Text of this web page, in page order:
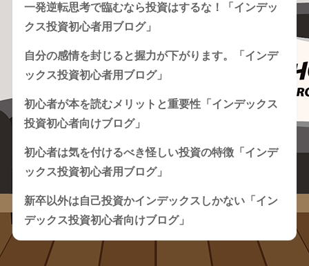
一発逆転思考で臨むなら投資はするな！「インデッ
クス投資初心者用ブログ」
自分の感情を封じると握力が下がります。「インデ
ックス投資初心者用ブログ」
初心者が本を読むメリットと重要性「インデックス
投資初心者向けブログ」
初心者は気を付けるべき怪しい投資の特徴「インデ
ックス投資初心者用ブログ」
新卒以外は自己投資かインデックスしかない「イン
デックス投資初心者向けブログ」